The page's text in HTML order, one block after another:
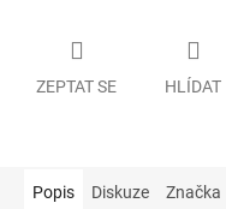
ZEPTAT SE HLÍDAT
Popis Diskuze Značka